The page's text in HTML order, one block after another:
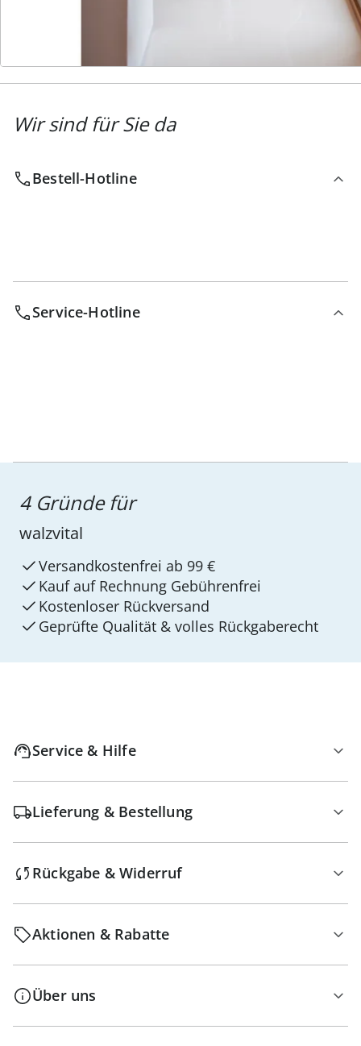
Wir sind für Sie da
Bestell-Hotline
Service-Hotline
4 Gründe für
walzvital
Versandkostenfrei ab 99 €
Kauf auf Rechnung Gebührenfrei
Kostenloser Rückversand
Geprüfte Qualität & volles Rückgaberecht
Service & Hilfe
Lieferung & Bestellung
Rückgabe & Widerruf
Aktionen & Rabatte
Über uns